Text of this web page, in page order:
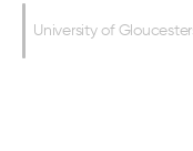
University of